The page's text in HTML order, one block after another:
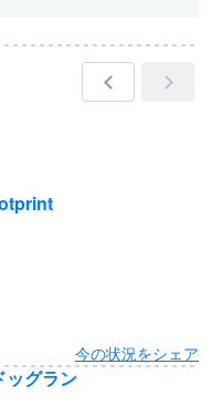
今の状況をシェア
ッグラン